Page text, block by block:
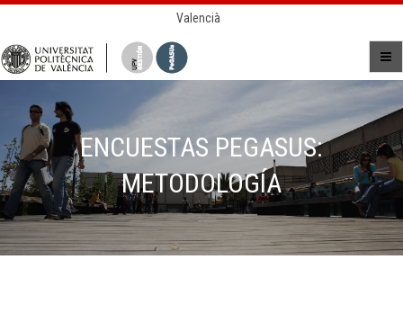
Valencià
ENCUESTAS PEGASUS:
METODOLOGÍA